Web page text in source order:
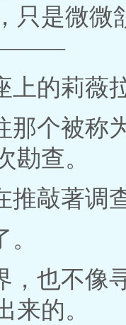
只是微微
上的莉薇
那个被称
勘查。
推敲著调
，也不像
来的。